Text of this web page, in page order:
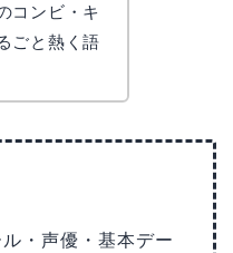
コンビ・キ
ごと熱く語
・声優・基本デー